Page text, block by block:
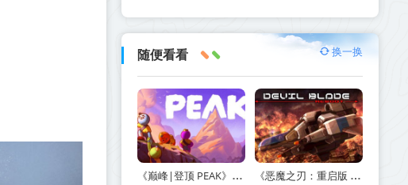
随便看看 换一换
《巅峰|登顶 PEAK》v1.47.a【单机+联机】丨中文版网盘下载 《恶魔之刃：重启版 DEVIL BLADE REBOOT》v1.2.4-免安装中文版丨中文版网盘下载